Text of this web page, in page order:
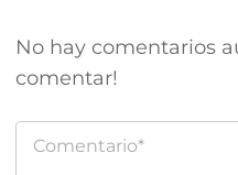
No hay comentarios
comentar!